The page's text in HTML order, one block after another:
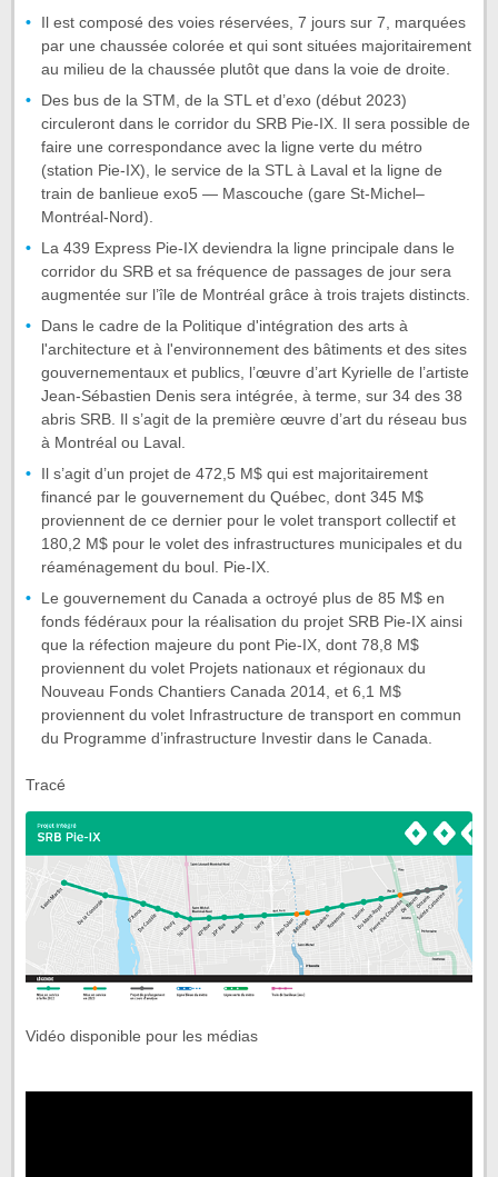
Il est composé des voies réservées, 7 jours sur 7, marquées
par une chaussée colorée et qui sont situées majoritairement
au milieu de la chaussée plutôt que dans la voie de droite.
Des bus de la STM, de la STL et d’exo (début 2023)
circuleront dans le corridor du SRB Pie-IX. Il sera possible de
faire une correspondance avec la ligne verte du métro
(station Pie-IX), le service de la STL à Laval et la ligne de
train de banlieue exo5 — Mascouche (gare St-Michel–
Montréal-Nord).
La 439 Express Pie-IX deviendra la ligne principale dans le
corridor du SRB et sa fréquence de passages de jour sera
augmentée sur l’île de Montréal grâce à trois trajets distincts.
Dans le cadre de la Politique d'intégration des arts à
l'architecture et à l'environnement des bâtiments et des sites
gouvernementaux et publics, l’œuvre d’art Kyrielle de l’artiste
Jean-Sébastien Denis sera intégrée, à terme, sur 34 des 38
abris SRB. Il s’agit de la première œuvre d’art du réseau bus
à Montréal ou Laval.
Il s’agit d’un projet de 472,5 M$ qui est majoritairement
financé par le gouvernement du Québec, dont 345 M$
proviennent de ce dernier pour le volet transport collectif et
180,2 M$ pour le volet des infrastructures municipales et du
réaménagement du boul. Pie-IX.
Le gouvernement du Canada a octroyé plus de 85 M$ en
fonds fédéraux pour la réalisation du projet SRB Pie-IX ainsi
que la réfection majeure du pont Pie-IX, dont 78,8 M$
proviennent du volet Projets nationaux et régionaux du
Nouveau Fonds Chantiers Canada 2014, et 6,1 M$
proviennent du volet Infrastructure de transport en commun
du Programme d’infrastructure Investir dans le Canada.
Tracé
Vidéo disponible pour les médias